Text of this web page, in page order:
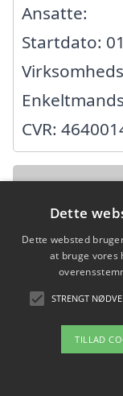
Ansatte:
Startdato:
CVR:
Aknad ApS
Ansatte:
Startdato:
CVR:
Dette
Dette websted
at bruge vores
STRENGT
TILLAD